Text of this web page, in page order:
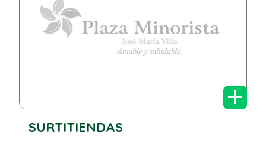
+
SURTITIENDAS